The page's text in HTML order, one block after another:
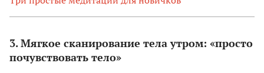
3. Мягкое сканирование тела утром: «просто
почувствовать тело»